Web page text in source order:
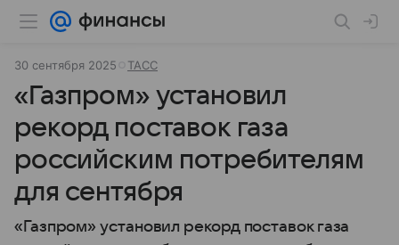
30 сентября 2025 ТАСС
«Газпром» установил
рекорд поставок газа
российским потребителям
для сентября
«Газпром» установил рекорд поставок газа